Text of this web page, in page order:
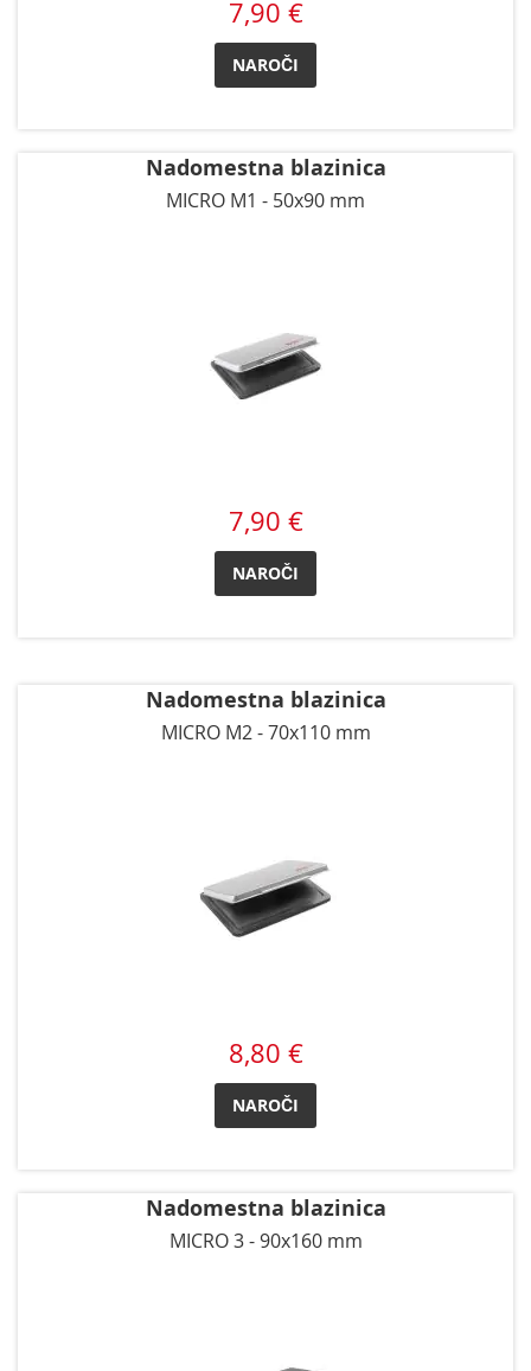
7,90 €
NAROČI
Nadomestna blazinica
MICRO M1 - 50x90 mm
7,90 €
NAROČI
Nadomestna blazinica
MICRO M2 - 70x110 mm
8,80 €
NAROČI
Nadomestna blazinica
MICRO 3 - 90x160 mm